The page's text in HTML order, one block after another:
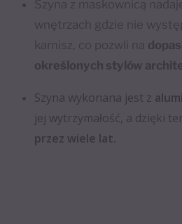
Szyna z maskownicą
wnętrzach gdzie nie
karnisz, co pozwli na
określonych stylów
Szyna wykonana jest z
jej wytrzymałość, a dzięki
przez wiele lat.